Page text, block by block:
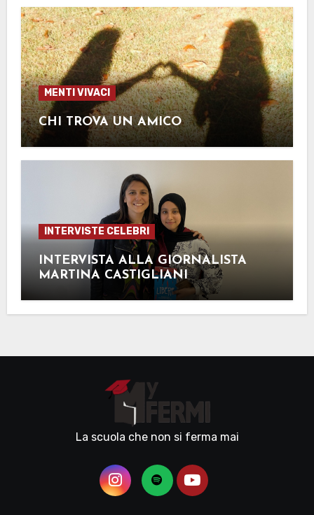
MENTI VIVACI
CHI TROVA UN AMICO
INTERVISTE CELEBRI
INTERVISTA ALLA GIORNALISTA
MARTINA CASTIGLIANI
La scuola che non si ferma mai